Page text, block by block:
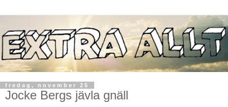
fredag, november 25
Jocke Bergs jävla gnäll